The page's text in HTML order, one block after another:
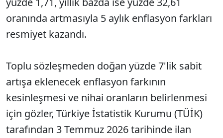
oranında artmasıyla 5 aylık enflasyon farkları
resmiyet kazandı.
Toplu sözleşmeden doğan yüzde 7'lik sabit
artışa eklenecek enflasyon farkının
kesinleşmesi ve nihai oranların belirlenmesi
için gözler, Türkiye İstatistik Kurumu (TÜİK)
tarafından 3 Temmuz 2026 tarihinde ilan